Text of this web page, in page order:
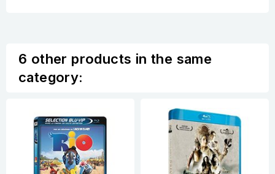
6 other products in the same
category: